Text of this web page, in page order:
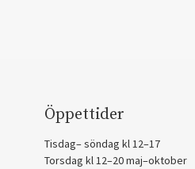
Öppettider
Tisdag– söndag kl 12–17
Torsdag kl 12–20 maj–oktober